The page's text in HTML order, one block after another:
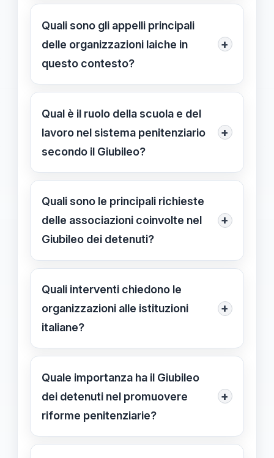
potere del perdono e inviato un
messaggio di speranza, chiedendo
misure di clemenza per alleviare il
Quali sono gli appelli principali
delle organizzazioni laiche in
questo contesto?
+
Decine di organizzazioni chiedono
interventi strutturali, un sistema
penitenziario più umano, investimenti
in formazione e lavoro, e politiche di
condizioni dei detenuti.
Qual è il ruolo della scuola e del
lavoro nel sistema penitenziario
secondo il Giubileo?
+
La scuola e il lavoro sono strumenti
fondamentali per il reinserimento
sociale e la riduzione della recidiva,
ma spesso vengono negati o limitati
Quali sono le principali richieste
delle associazioni coinvolte nel
Giubileo dei detenuti?
+
Chiedono di umanizzare le condizioni
di detenzione, favorire la
collaborazione tra sistema
penitenziario e altri settori, e garantire
Quali interventi chiedono le
organizzazioni alle istituzioni
italiane?
+
Si richiedono misure di rieducazione
e formazione, miglioramenti nelle
condizioni igienico-sanitarie,
interventi specifici per i detenuti
Quale importanza ha il Giubileo
dei detenuti nel promuovere
riforme penitenziarie?
+
Il Giubileo rappresenta un momento di